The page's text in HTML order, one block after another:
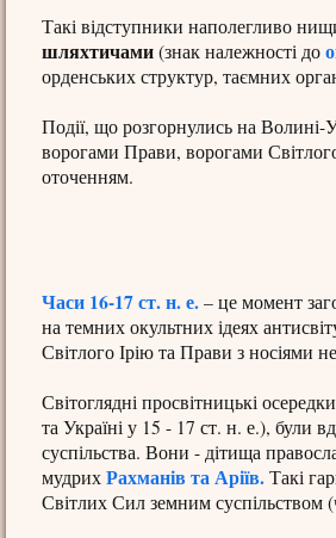
Такі відступники наполегливо
шляхтичами (знак належності до
орденських структур, таємних
Події, що розгорнулись на Волині-
ворогами Прави, ворогами
оточенням.
Часи 16-17 ст. н. е. – це момент
на темних окультних ідеях
Світлого Ірію та Прави з носіями
Світоглядні просвітницькі
та Україні у 15 - 17 ст. н. е.), були
суспільства. Вони - дітища
мудрих Рахманів та Аріїв. Такі
Світлих Сил земним суспільством